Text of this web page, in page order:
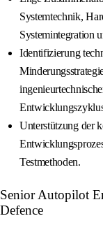
Systemtechnik,
Systemintegration
Identifizierung
Unterstützung der
Testmethoden.
Senior Autopilot
Defence